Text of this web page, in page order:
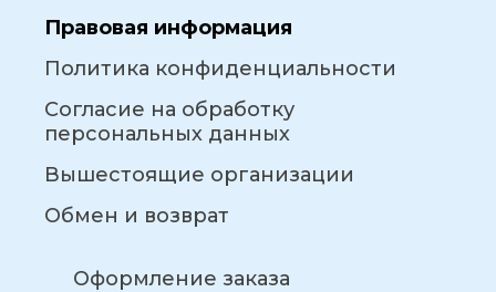
Правовая информация
Политика конфиденциальности
Согласие на обработку
персональных данных
Вышестоящие организации
Обмен и возврат
Оформление заказа